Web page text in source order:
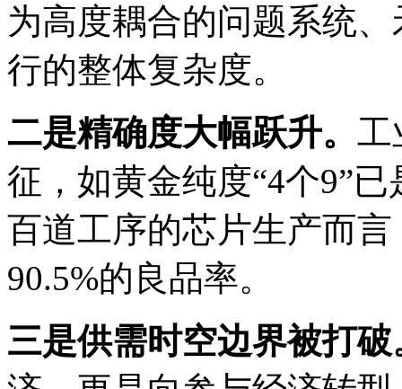
为高度耦合的问题系统
行的整体复杂度。
二是精确度大幅跃升。 工
征，如黄金纯度“4个9”
百道工序的芯片生产而
90.5%的良品率。
三是供需时空边界被打破